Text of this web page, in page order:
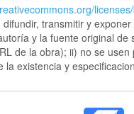
org/
difundir, transmitir y
y la fuente original de
de la obra); ii) no se
la existencia y